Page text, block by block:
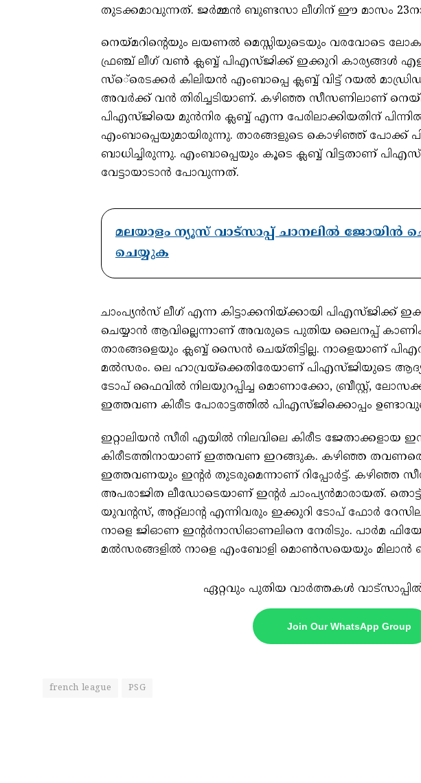
തുടക്കമാവുന്നത്. ജര്‍മ്മന്‍ ബുണ്ടസാ ലീഗിന് ഈ മാസം
നെയ്മറിന്റെയും ലയണല്‍ മെസ്സിയുടെയും വരവോടെ
ഫ്രഞ്ച് ലീഗ് വണ്‍ ക്ലബ്ബ് പിഎസ്ജിക്ക് ഇക്കുറി കാര്യങ്ങള്‍
സ്‌െ്രെടക്കര്‍ കിലിയന്‍ എംബാപ്പെ ക്ലബ്ബ് വിട്ട് റയല്‍
അവര്‍ക്ക് വന്‍ തിരിച്ചടിയാണ്. കഴിഞ്ഞ സീസണിലാണ്
പിഎസ്ജിയെ മുന്‍നിര ക്ലബ്ബ് എന്ന പേരിലാക്കിയതിന്
എംബാപ്പെയുമായിരുന്നു. താരങ്ങളുടെ കൊഴിഞ്ഞ് പോക്ക്
ബാധിച്ചിരുന്നു. എംബാപ്പെയും കൂടെ ക്ലബ്ബ് വിട്ടതാണ്
വേട്ടായാടാന്‍ പോവുന്നത്.
മലയാളം ന്യൂസ് വാട്സാപ്പ് ചാനലിൽ ജോയിൻ
ചെയ്യുക
ചാംപ്യന്‍സ് ലീഗ് എന്ന കിട്ടാക്കനിയ്ക്കായി പിഎസ്ജിക്ക്
ചെയ്യാന്‍ ആവില്ലെന്നാണ് അവരുടെ പുതിയ ലൈനപ്പ്
താരങ്ങളെയും ക്ലബ്ബ് സൈന്‍ ചെയ്തിട്ടില്ല. നാളെയാണ്
മല്‍സരം. ലെ ഹാവ്രയ്‌ക്കെതിരേയാണ് പിഎസ്ജിയുടെ
ടോപ് ഫൈവില്‍ നിലയുറപ്പിച്ച മൊണാക്കോ, ബ്രീസ്റ്റ്,
ഇത്തവണ കിരീട പോരാട്ടത്തില്‍ പിഎസ്ജിക്കൊപ്പം
ഇറ്റാലിയന്‍ സീരി എയില്‍ നിലവിലെ കിരീട ജേതാക്കളായ
കിരീടത്തിനായാണ് ഇത്തവണ ഇറങ്ങുക. കഴിഞ്ഞ
ഇത്തവണയും ഇന്റര്‍ തുടരുമെന്നാണ് റിപ്പോര്‍ട്ട്. കഴിഞ്ഞ
അപരാജിത ലീഡോടെയാണ് ഇന്റര്‍ ചാംപ്യന്‍മാരായത്. തൊട്ട്
യുവന്റസ്, അറ്റ്‌ലാന്റ എന്നിവരും ഇക്കുറി ടോപ് ഫോര്‍
നാളെ ജിഓണ ഇന്റര്‍നാസിഓണലിനെ നേരിടും. പാര്‍മ
മല്‍സരങ്ങളില്‍ നാളെ എംബോളി മൊണ്‍സയെയും മിലാന്‍
ഏറ്റവും പുതിയ വാർത്തകൾ
Join Our WhatsApp Group
french league PSG